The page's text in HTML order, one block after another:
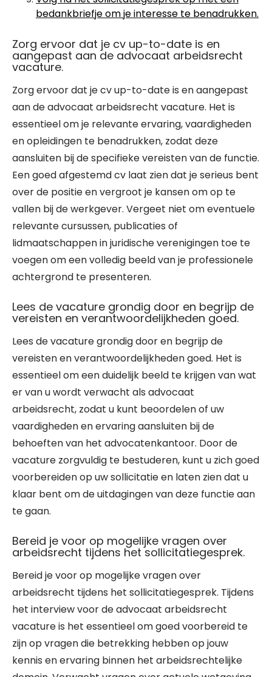
bedankbriefje om je interesse te benadrukken.
Zorg ervoor dat je cv up-to-date is en
aangepast aan de advocaat arbeidsrecht
vacature.
Zorg ervoor dat je cv up-to-date is en aangepast
aan de advocaat arbeidsrecht vacature. Het is
essentieel om je relevante ervaring, vaardigheden
en opleidingen te benadrukken, zodat deze
aansluiten bij de specifieke vereisten van de functie.
Een goed afgestemd cv laat zien dat je serieus bent
over de positie en vergroot je kansen om op te
vallen bij de werkgever. Vergeet niet om eventuele
relevante cursussen, publicaties of
lidmaatschappen in juridische verenigingen toe te
voegen om een volledig beeld van je professionele
achtergrond te presenteren.
Lees de vacature grondig door en begrijp de
vereisten en verantwoordelijkheden goed.
Lees de vacature grondig door en begrijp de
vereisten en verantwoordelijkheden goed. Het is
essentieel om een duidelijk beeld te krijgen van wat
er van u wordt verwacht als advocaat
arbeidsrecht, zodat u kunt beoordelen of uw
vaardigheden en ervaring aansluiten bij de
behoeften van het advocatenkantoor. Door de
vacature zorgvuldig te bestuderen, kunt u zich goed
voorbereiden op uw sollicitatie en laten zien dat u
klaar bent om de uitdagingen van deze functie aan
te gaan.
Bereid je voor op mogelijke vragen over
arbeidsrecht tijdens het sollicitatiegesprek.
Bereid je voor op mogelijke vragen over
arbeidsrecht tijdens het sollicitatiegesprek. Tijdens
het interview voor de advocaat arbeidsrecht
vacature is het essentieel om goed voorbereid te
zijn op vragen die betrekking hebben op jouw
kennis en ervaring binnen het arbeidsrechtelijke